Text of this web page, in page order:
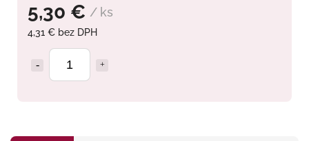
5,30 € / ks
4,31 € bez DPH